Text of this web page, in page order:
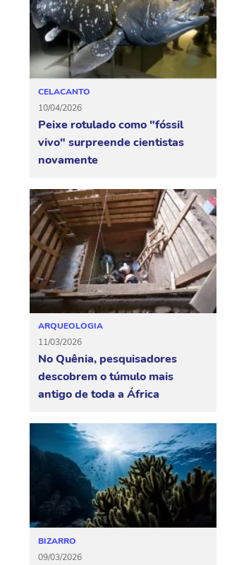
CELACANTO
10/04/2026
Peixe rotulado como "fóssil
vivo" surpreende cientistas
novamente
ARQUEOLOGIA
11/03/2026
No Quênia, pesquisadores
descobrem o túmulo mais
antigo de toda a África
BIZARRO
09/03/2026